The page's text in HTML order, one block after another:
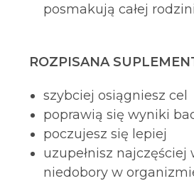
posmakują całej
ROZPISANA
szybciej osiągniesz cel
poprawią się wyniki
poczujesz się lepiej
uzupełnisz najczęściej
niedobory w